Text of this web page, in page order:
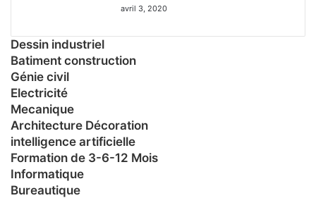
avril 3, 2020
Dessin industriel
Batiment construction
Génie civil
Electricité
Mecanique
Architecture Décoration
intelligence artificielle
Formation de 3-6-12 Mois
Informatique
Bureautique